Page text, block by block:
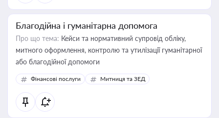
Благодійна і гуманітарна допомога
Про що тема: Кейси та нормативний супровід обліку,
митного оформлення, контролю та утилізації гуманітарної
або благодійної допомоги
Фінансові послуги Митниця та ЗЕД